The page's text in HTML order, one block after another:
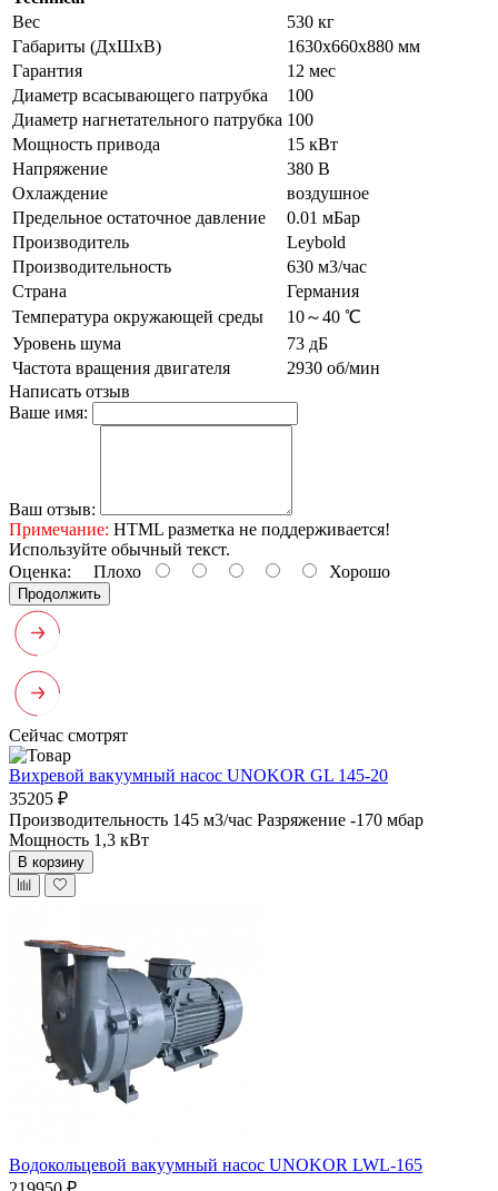
Вес
530 кг
Габариты (ДхШхВ)
1630x660x880 мм
Гарантия
12 мес
Диаметр всасывающего патрубка
100
Диаметр нагнетательного патрубка 100
Мощность привода
15 кВт
Напряжение
380 В
Охлаждение
воздушное
Предельное остаточное давление
0.01 мБар
Производитель
Leybold
Производительность
630 м3/час
Страна
Германия
Температура окружающей среды
10～40 ℃
Уровень шума
73 дБ
Частота вращения двигателя
2930 об/мин
Написать отзыв
Ваше имя:
Ваш отзыв:
Примечание: HTML разметка не поддерживается!
Используйте обычный текст.
Оценка: Плохо Хорошо
Продолжить
Сейчас смотрят
Вихревой вакуумный насос UNOKOR GL 145-20
35205 ₽
Производительность 145 м3/час Разряжение -170 мбар
Мощность 1,3 кВт
В корзину
Водокольцевой вакуумный насос UNOKOR LWL-165